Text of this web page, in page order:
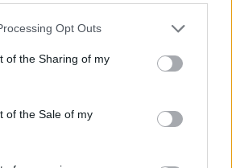
Opt Outs
of the Sharing of my
of the Sale of my
reggel közzétett adatok szerint
az új igazolt fertőzöttek
elvégzettt tesztszám mellett. Az
a tájékoztatón elhangzott
közöljük.